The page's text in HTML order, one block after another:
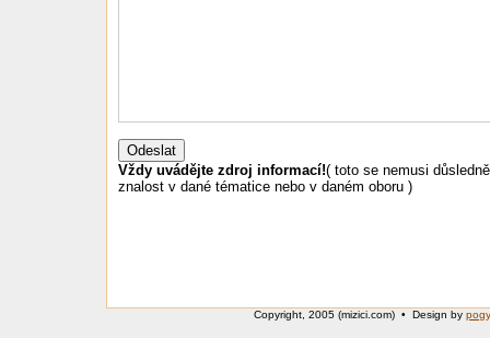
Vždy uvádějte zdroj informací!( toto se nemusi
znalost v dané tématice nebo v daném oboru )
Copyright, 2005 (mizici.com) • Design by